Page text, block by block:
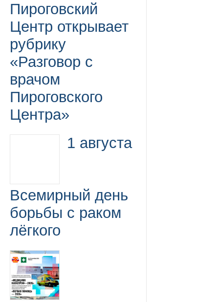
Пироговский
Центр открывает
рубрику
«Разговор с
врачом
Пироговского
Центра»
1 августа
Всемирный день
борьбы с раком
лёгкого